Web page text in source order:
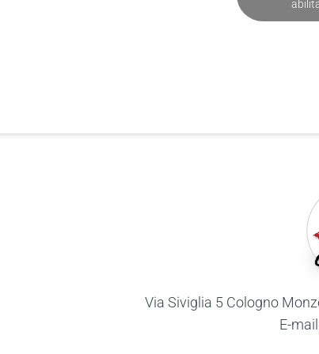
Via Siviglia 5 Cologno
E-